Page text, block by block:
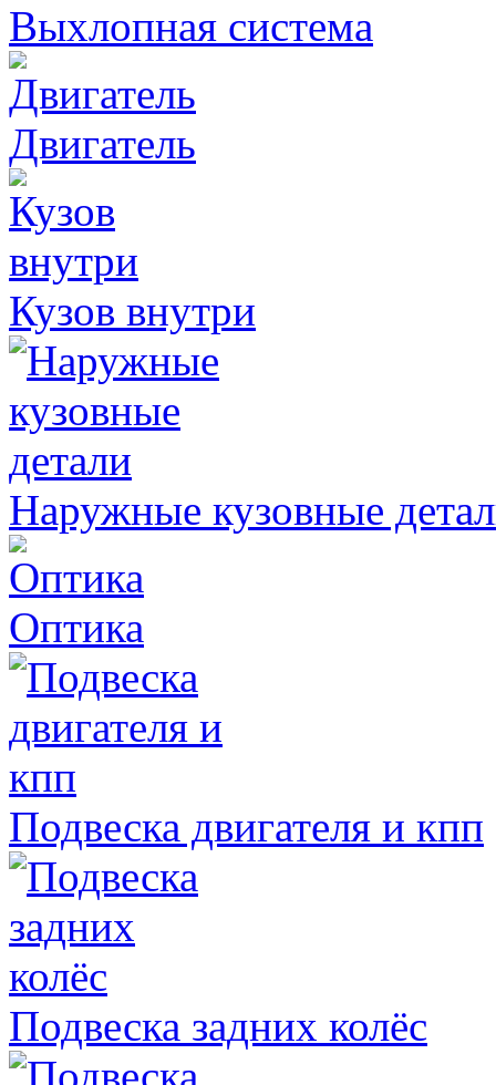
Выхлопная система
Двигатель
Кузов внутри
Наружные кузовные
Оптика
Подвеска двигателя и кпп
Подвеска задних колёс